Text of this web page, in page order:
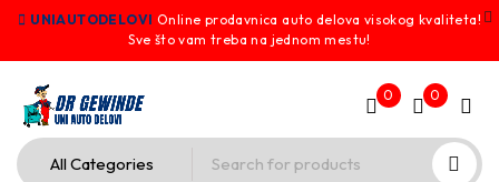
UNIAUTODELOVI Online prodavnica auto delova visokog kvaliteta!
Sve što vam treba na jednom mestu!
0 0